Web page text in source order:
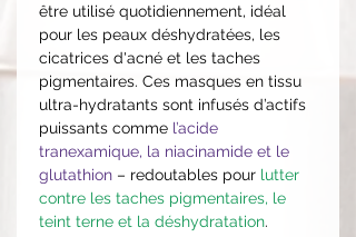
être utilisé quotidiennement, idéal
pour les peaux déshydratées, les
cicatrices d'acné et les taches
pigmentaires. Ces masques en tissu
ultra-hydratants sont infusés d’actifs
puissants comme l’acide
tranexamique, la niacinamide et le
glutathion – redoutables pour lutter
contre les taches pigmentaires, le
teint terne et la déshydratation.